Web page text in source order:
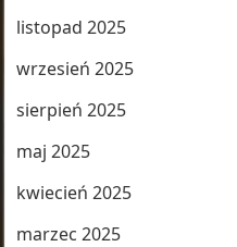
listopad 2025
wrzesień 2025
sierpień 2025
maj 2025
kwiecień 2025
marzec 2025